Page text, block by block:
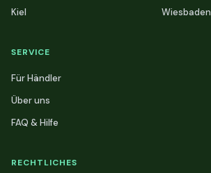
Kiel
Wiesbaden
SERVICE
Für Händler
Über uns
FAQ & Hilfe
RECHTLICHES